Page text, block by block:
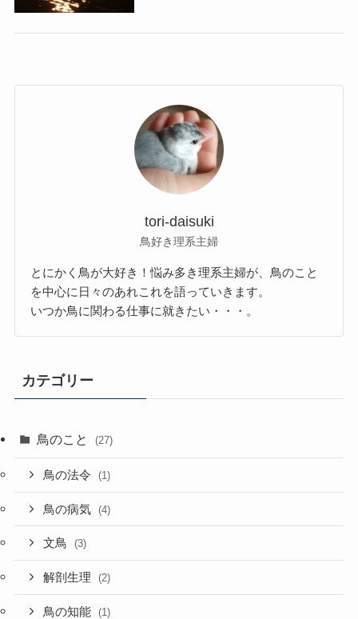
tori-daisuki
鳥好き理系主婦
とにかく鳥が大好き！悩み多き理系主婦が、鳥のこと
を中心に日々のあれこれを語っていきます。
いつか鳥に関わる仕事に就きたい・・・。
カテゴリー
鳥のこと (27)
鳥の法令 (1)
鳥の病気 (4)
文鳥 (3)
解剖生理 (2)
鳥の知能 (1)